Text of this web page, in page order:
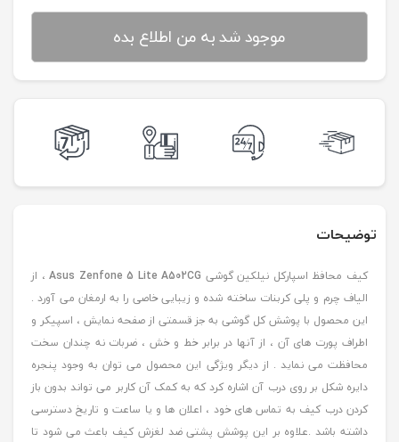
موجود شد به من اطلاع بده
توضیحات
کیف محافظ اسپارکل نیلکین گوشی Asus Zenfone 5 Lite A502CG، از
الیاف چرم و پلی کربنات ساخته شده و زیبایی خاصی را به ارمغان می آورد .
این محصول با پوشش کل گوشی به جز قسمتی از صفحه نمایش ، اسپیکر و
اطراف پورت های آن ، از آنها در برابر خط و خش ، ضربات نه چندان سخت
محافظت می نماید . از دیگر ویژگی این محصول می توان به وجود پنجره
دایره شکل بر روی درب آن اشاره کرد که به کمک آن کاربر می تواند بدون باز
کردن درب کیف به تماس های خود ، اعلان ها و یا ساعت و تاریخ دسترسی
داشته باشد .علاوه بر این پوشش پشتی ضد لغزش کیف باعث می شود تا